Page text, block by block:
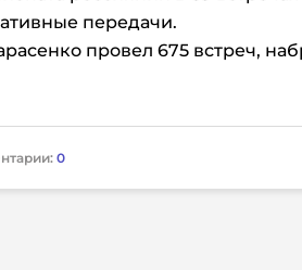
передачи.
провел 675 встреч,
0